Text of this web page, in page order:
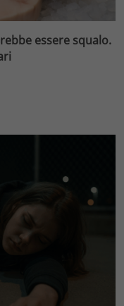
essere squalo.